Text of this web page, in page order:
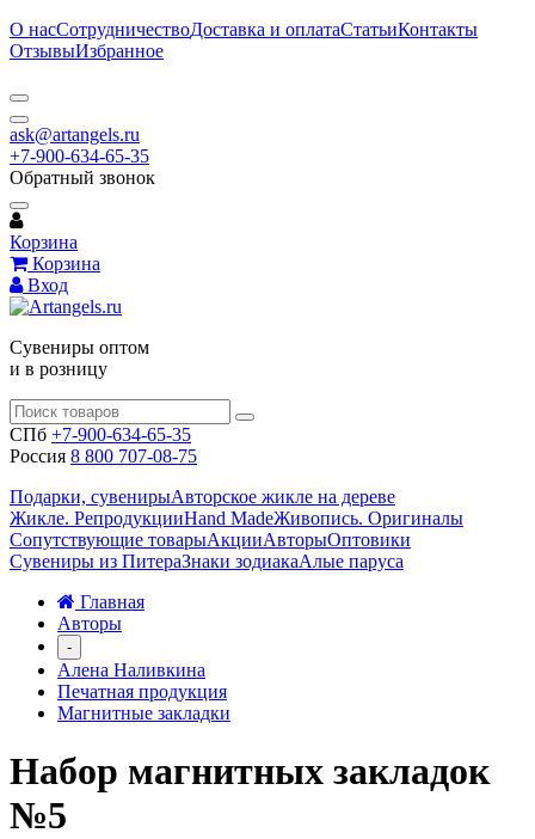
О насСотрудничествоДоставка и оплатаСтатьиКонтакты
ОтзывыИзбранное
ask@artangels.ru
+7-900-634-65-35
Обратный звонок
Корзина
Корзина
Вход
Сувениры оптом
и в розницу
СПб +7-900-634-65-35
Россия 8 800 707-08-75
Подарки, сувенирыАвторское жикле на дереве
Жикле. РепродукцииHand MadeЖивопись. Оригиналы
Сопутствующие товарыАкцииАвторыОптовики
Сувениры из ПитераЗнаки зодиакаАлые паруса
Главная
Авторы
-
Алена Наливкина
Печатная продукция
Магнитные закладки
Набор магнитных закладок
№5